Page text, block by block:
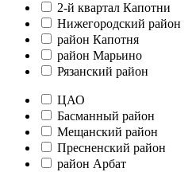
2-й квартал Капотни
Нижегородский район
район Капотня
район Марьино
Рязанский район
ЦАО
Басманный район
Мещанский район
Пресненский район
район Арбат